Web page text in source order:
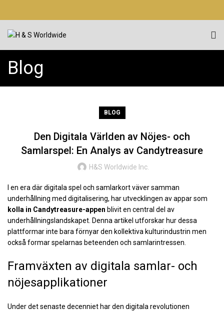
Blog
BLOG
Den Digitala Världen av Nöjes- och
Samlarspel: En Analys av Candytreasure
H&S Worldwide Inc.
I en era där digitala spel och samlarkort väver samman
underhållning med digitalisering, har utvecklingen av appar som
kolla in Candytreasure-appen blivit en central del av
underhållningslandskapet. Denna artikel utforskar hur dessa
plattformar inte bara förnyar den kollektiva kulturindustrin men
också formar spelarnas beteenden och samlarintressen.
Framväxten av digitala samlar- och
nöjesapplikationer
Under det senaste decenniet har den digitala revolutionen